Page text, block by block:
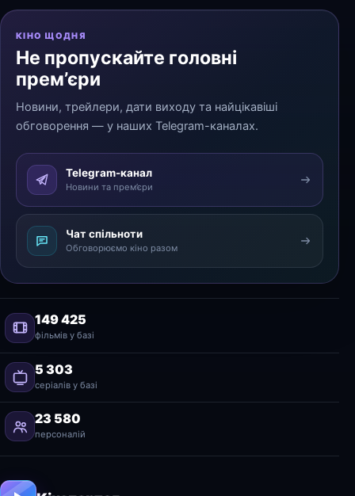
КІНО ЩОДНЯ
Не пропускайте головні
прем’єри
Новини, трейлери, дати виходу та найцікавіші
обговорення — у наших Telegram-каналах.
Telegram-канал
Новини та прем’єри
Чат спільноти
Обговорюємо кіно разом
149 425
фільмів у базі
5 303
серіалів у базі
23 580
персоналій